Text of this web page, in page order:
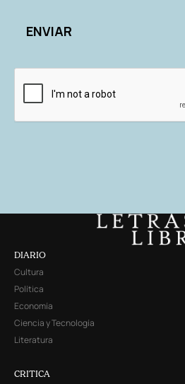
DIARIO
Cultura
Política
Economía
Ciencia y Tecnología
Literatura
CRITICA